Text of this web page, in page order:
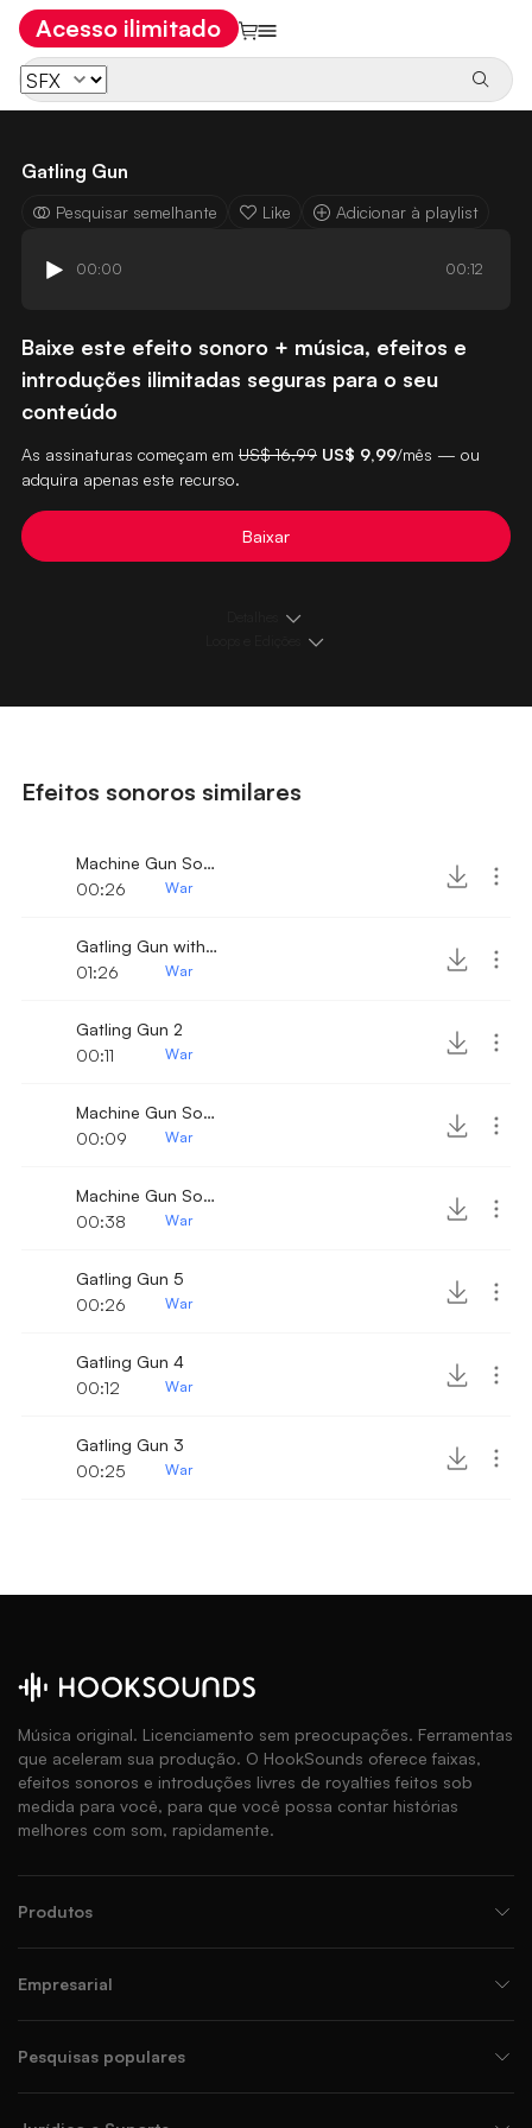
Acesso ilimitado
Gatling Gun
Pesquisar semelhante Like Adicionar à playlist
00:00 00:12
Baixe este efeito sonoro + música, efeitos e
introduções ilimitadas seguras para o seu
conteúdo
As assinaturas começam em US$ 16,99 US$ 9,99/mês — ou
adquira apenas este recurso.
Baixar
Efeitos sonoros similares
Machine Gun Sound 4
00:26
War
Gatling Gun with Laser Shots
01:26
War
Gatling Gun 2
00:11
War
Machine Gun Sound 3
00:09
War
Machine Gun Sound 2
00:38
War
Gatling Gun 5
00:26
War
Gatling Gun 4
00:12
War
Gatling Gun 3
00:25
War
Música original. Licenciamento sem preocupações. Ferramentas
que aceleram sua produção. O HookSounds oferece faixas,
efeitos sonoros e introduções livres de royalties feitos sob
medida para você, para que você possa contar histórias
melhores com som, rapidamente.
Produtos
Empresarial
Pesquisas populares